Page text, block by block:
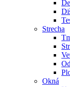
Strecha
Okná